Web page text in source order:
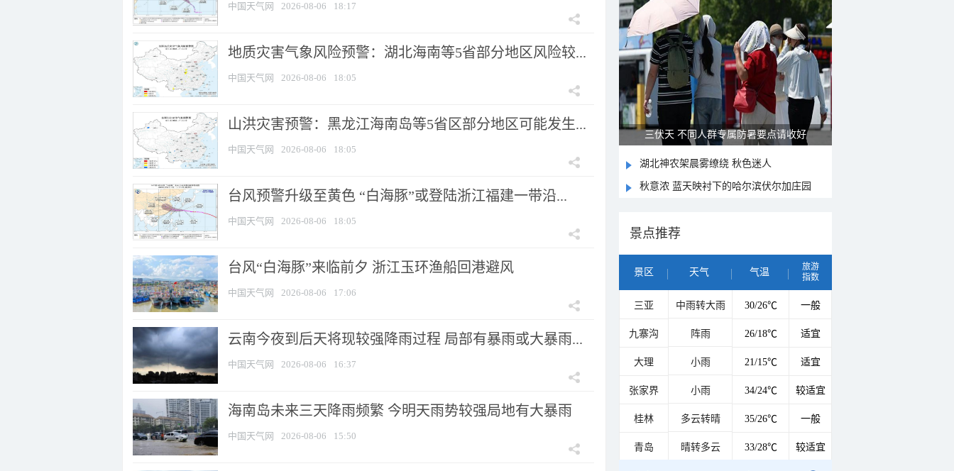
中国天气网 2026-08-06 18:17
地质灾害气象风险预警：湖北海南等5省部分地区风险较...
中国天气网 2026-08-06 18:05
山洪灾害预警：黑龙江海南岛等5省区部分地区可能发生...
中国天气网 2026-08-06 18:05
台风预警升级至黄色 “白海豚”或登陆浙江福建一带沿...
中国天气网 2026-08-06 18:05
台风“白海豚”来临前夕 浙江玉环渔船回港避风
中国天气网 2026-08-06 17:06
云南今夜到后天将现较强降雨过程 局部有暴雨或大暴雨...
中国天气网 2026-08-06 16:37
海南岛未来三天降雨频繁 今明天雨势较强局地有大暴雨
中国天气网 2026-08-06 15:50
三伏天 不同人群专属防暑要点请收好
湖北神农架晨雾缭绕 秋色迷人
秋意浓 蓝天映衬下的哈尔滨伏尔加庄园
景点推荐
景区 天气 气温
旅游
指数
三亚 中雨转大雨 30/26℃ 一般
九寨沟 阵雨 26/18℃ 适宜
大理 小雨 21/15℃ 适宜
张家界 小雨 34/24℃ 较适宜
桂林 多云转晴 35/26℃ 一般
青岛 晴转多云 33/28℃ 较适宜